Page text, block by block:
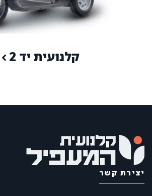
קלנועית יד 2
יצירת קשר